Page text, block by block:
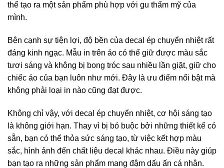
thể tạo ra một sản phẩm phù hợp với gu thẩm mỹ của
mình.
Bên cạnh sự tiện lợi, độ bền của decal ép chuyển nhiệt rất
đáng kinh ngạc. Mẫu in trên áo có thể giữ được màu sắc
tươi sáng và không bị bong tróc sau nhiều lần giặt, giữ cho
chiếc áo của bạn luôn như mới. Đây là ưu điểm nổi bật mà
không phải loại in nào cũng đạt được.
Không chỉ vậy, với decal ép chuyển nhiệt, cơ hội sáng tạo
là không giới hạn. Thay vì bị bó buộc bởi những thiết kế có
sẵn, bạn có thể thỏa sức sáng tạo, từ việc kết hợp màu
sắc, hình ảnh đến chất liệu decal khác nhau. Điều này giúp
bạn tạo ra những sản phẩm mang đậm dấu ấn cá nhân.